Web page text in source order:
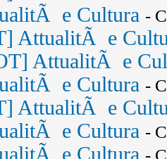
e Cultura -
AttualitÃ e
AttualitÃ e
e Cultura -
AttualitÃ e
e Cultura -
e Cultura -